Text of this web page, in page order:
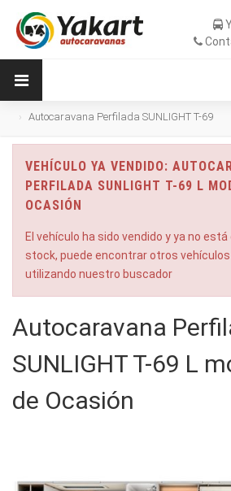
Autocaravana Perfilada SUNLIGHT T-69
VEHÍCULO YA VENDIDO:
PERFILADA SUNLIGHT T-69 L
OCASIÓN
El vehículo ha sido vendido y ya no
stock, puede encontrar otros
utilizando nuestro buscador
Autocaravana
SUNLIGHT T-69 L
de Ocasión